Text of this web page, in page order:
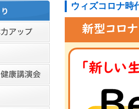
ウィズコロナ時